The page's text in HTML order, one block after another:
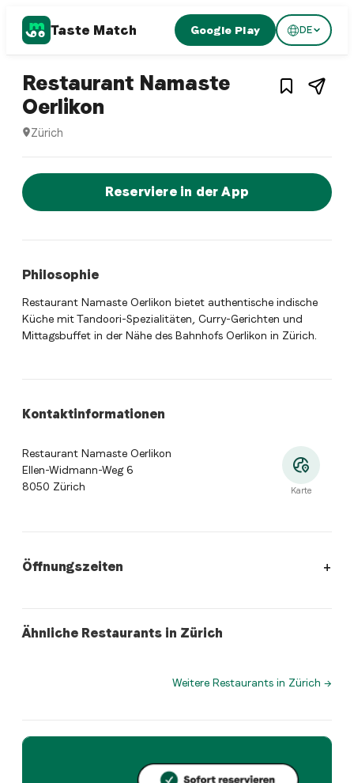
Taste Match Google Play DE
Indian restaurant 1 3
Restaurant Namaste
Oerlikon
Zürich
Jetzt sofort einen Tisch
Reserviere in der App
Philosophie
Restaurant Namaste Oerlikon bietet authentische indische
Küche mit Tandoori-Spezialitäten, Curry-Gerichten und
Mittagsbuffet in der Nähe des Bahnhofs Oerlikon in Zürich.
Kontaktinformationen
Restaurant Namaste Oerlikon
Ellen-Widmann-Weg 6
8050 Zürich
Karte
Öffnungszeiten
Ähnliche Restaurants in Zürich
japanese
Hong Kong Food Paradise
chinese
Wo befindet sich Restaurant Namaste Oerlikon?
Restaurant Namaste Oerlikon bietet zurich und
Reserviere direkt über die Taste Match App – in
Weitere Restaurants in Zürich →